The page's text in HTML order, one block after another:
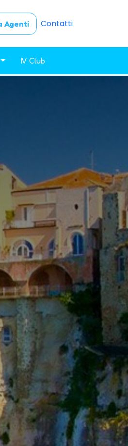
Agenti Contatti
IV Club